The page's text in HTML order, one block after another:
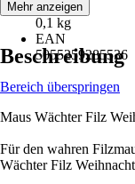
Gewicht
0,1 kg
EAN
5055259285536
Mehr anzeigen
Beschreibung
Bereich überspringen
Maus Wächter Filz
Für den wahren
Wächter Filz